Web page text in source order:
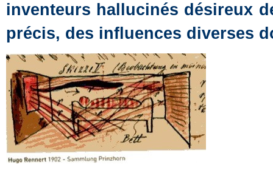
inventeurs hallucinés désireux
précis, des influences diverses